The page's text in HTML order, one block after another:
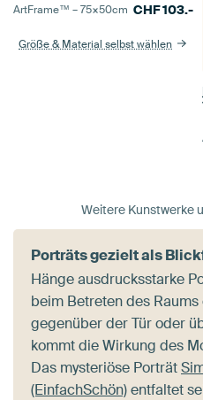
ArtFrame™ –75×50cm CHF103.-
Größe & Material selbst wählen
Weitere Kunstwerke
Porträts gezielt als
Hänge ausdrucksstarke
beim Betreten des
gegenüber der Tür oder
kommt die Wirkung des
Das mysteriöse Porträt
(EinfachSchön)entfaltet